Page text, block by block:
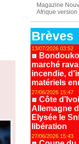
Magazine
Afrique version
Brèves
13/07/2026 03:52
marché
incendie,
matériels
27/06/2026 15:47
Côte
Allemagne
Elysée le
libération
27/06/2026 15:43